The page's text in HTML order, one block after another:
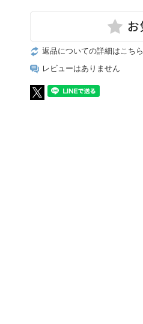
返品についての詳細はこちら
レビューはありません